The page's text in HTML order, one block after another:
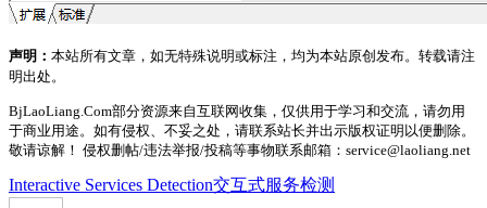
声明： 本站所有文章，如无特殊说明或标注，均为本站原创发布。转载请注
明出处。
BjLaoLiang.Com部分资源来自互联网收集，仅供用于学习和交流，请勿用
于商业用途。如有侵权、不妥之处，请联系站长并出示版权证明以便删除。
敬请谅解！ 侵权删帖/违法举报/投稿等事物联系邮箱：service@laoliang.net
Interactive Services Detection交互式服务检测